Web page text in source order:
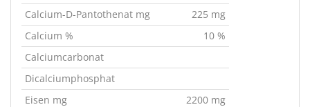
Calcium-D-Pantothenat mg
225 mg
Calcium %
10 %
Calciumcarbonat
Dicalciumphosphat
Eisen mg
2200 mg